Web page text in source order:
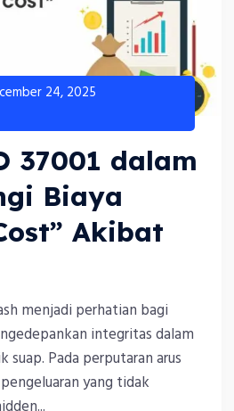
24, 2025
37001 dalam
Biaya
Akibat
menjadi perhatian bagi
integritas dalam
Pada perputaran arus
yang tidak